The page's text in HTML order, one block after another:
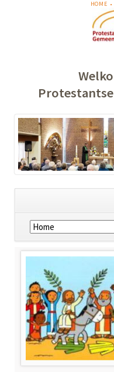
HOME
Navigatie
overslaan